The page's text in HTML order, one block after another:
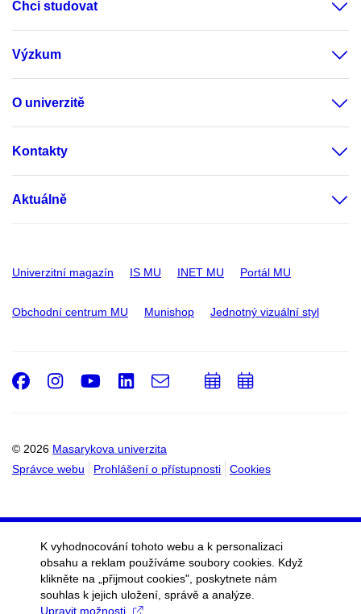
Chci studovat
Výzkum
O univerzitě
Kontakty
Aktuálně
Univerzitní magazín IS MU INET MU Portál MU
Obchodní centrum MU Munishop Jednotný vizuální styl
© 2026 Masarykova univerzita
Správce webu
Prohlášení o přístupnosti Cookies
Facebook
Instagram
Youtube
LinkedIn
e-
PřidatPřidat
K vyhodnocování tohoto webu a k personalizaci
obsahu a reklam používáme soubory cookies. Když
klikněte na „přijmout cookies", poskytnete nám
souhlas k jejich uložení, správě a analýze.
Upravit možnosti